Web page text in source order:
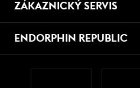
ZÁKAZNICKÝ SERVIS
ENDORPHIN REPUBLIC